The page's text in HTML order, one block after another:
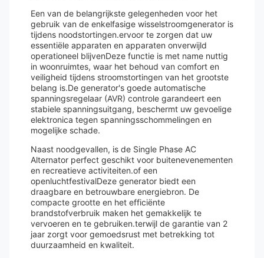
Een van de belangrijkste gelegenheden voor het
gebruik van de enkelfasige wisselstroomgenerator is
tijdens noodstortingen.ervoor te zorgen dat uw
essentiële apparaten en apparaten onverwijld
operationeel blijvenDeze functie is met name nuttig
in woonruimtes, waar het behoud van comfort en
veiligheid tijdens stroomstortingen van het grootste
belang is.De generator's goede automatische
spanningsregelaar (AVR) controle garandeert een
stabiele spanningsuitgang, beschermt uw gevoelige
elektronica tegen spanningsschommelingen en
mogelijke schade.
Naast noodgevallen, is de Single Phase AC
Alternator perfect geschikt voor buitenevenementen
en recreatieve activiteiten.of een
openluchtfestivalDeze generator biedt een
draagbare en betrouwbare energiebron. De
compacte grootte en het efficiënte
brandstofverbruik maken het gemakkelijk te
vervoeren en te gebruiken.terwijl de garantie van 2
jaar zorgt voor gemoedsrust met betrekking tot
duurzaamheid en kwaliteit.